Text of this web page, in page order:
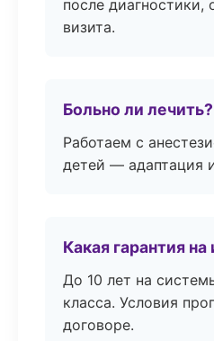
после диагностики,
визита.
Больно ли лечить?
Работаем с
детей — адаптация
Какая гарантия
До 10 лет на
класса. Условия
договоре.